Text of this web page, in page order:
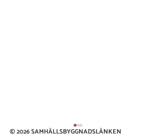
© 2026 SAMHÄLLSBYGGNADSLÄNKEN